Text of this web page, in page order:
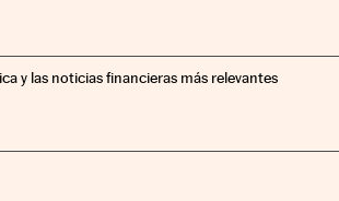
y las noticias financieras más relevantes